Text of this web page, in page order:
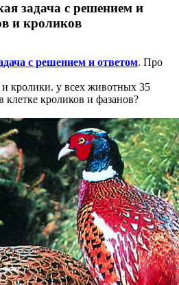
задача с решением и
и кроликов
с решением и ответом. Про
и кролики. у всех животных 35
клетке кроликов и фазанов?